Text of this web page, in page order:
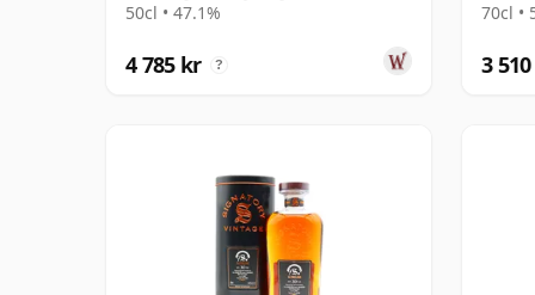
Single Ma 25 år gammal
50cl • 47.1%
4 785 kr ?
70cl •
3